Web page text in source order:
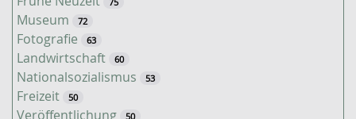
Museum 72
Fotografie 63
Landwirtschaft 60
Nationalsozialismus 53
Freizeit 50
Veröffentlichung 50